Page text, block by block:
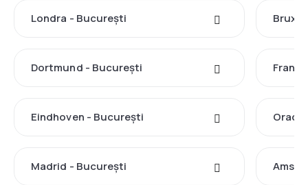
Londra - București
Dortmund - București
Eindhoven - București
Madrid - București